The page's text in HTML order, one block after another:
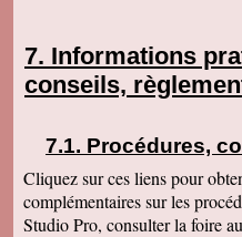
Informations
conseils,
Procédures,
Cliquez sur ces liens pour
complémentaires sur les
Studio Pro, consulter la foire